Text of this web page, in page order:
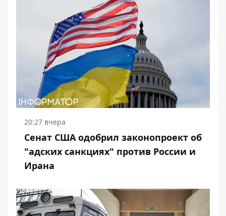
20:27 вчера
Сенат США одобрил законопроект об
"адских санкциях" против России и
Ирана